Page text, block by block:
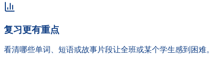
复习更有重点
看清哪些单词、短语或故事片段让全班或某个学生感到困难。